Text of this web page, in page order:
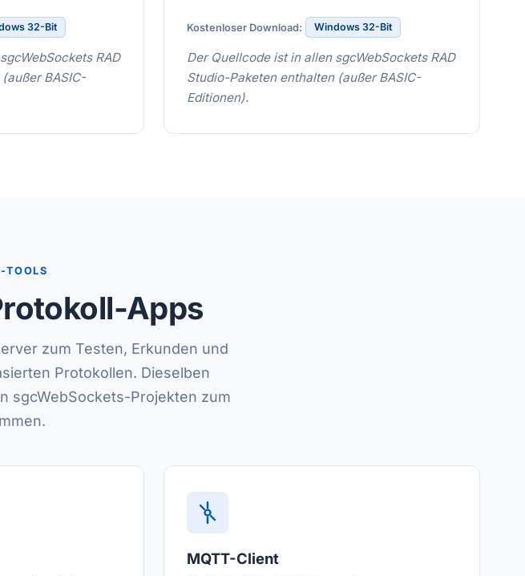
32-Bit
RAD
BASIC-
Kostenloser Download: Windows 32-Bit
Der Quellcode ist in allen sgcWebSockets RAD
Studio-Paketen enthalten (außer BASIC-
Editionen).
TOOLS
Apps
zum Testen, Erkunden und
Protokollen. Dieselben
sgcWebSockets-Projekten zum
MQTT-Client